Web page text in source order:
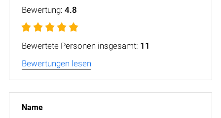
Bewertung: 4.8
Bewertete Personen insgesamt: 11
Bewertungen lesen